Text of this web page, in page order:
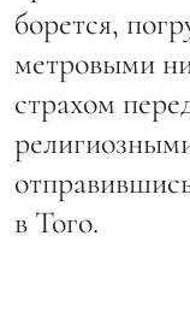
борется,
метровыми
страхом
в Того.